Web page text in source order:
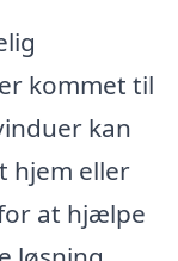
kommet til
kan
hjem eller
at hjælpe